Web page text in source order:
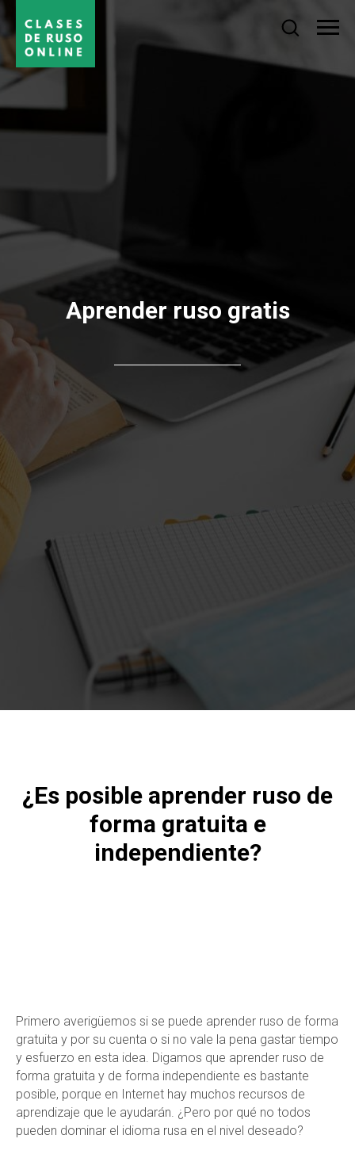
Aprender ruso gratis
¿Es posible aprender ruso de
forma gratuita e
independiente?
Primero averigüemos si se puede aprender ruso de forma
gratuita y por su cuenta o si no vale la pena gastar tiempo
y esfuerzo en esta idea. Digamos que aprender ruso de
forma gratuita y de forma independiente es bastante
posible, porque en Internet hay muchos recursos de
aprendizaje que le ayudarán. ¿Pero por qué no todos
pueden dominar el idioma rusa en el nivel deseado?